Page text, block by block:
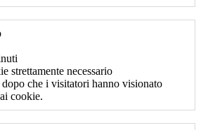
strettamente necessario
che i visitatori hanno visionato
cookie.